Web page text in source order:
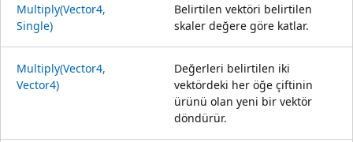
Multiply(Vector4,
Single)
Belirtilen vektöri belirtilen
skaler değere göre katlar.
Multiply(Vector4,
Vector4)
Değerleri belirtilen iki
vektördeki her öğe çiftinin
ürünü olan yeni bir vektör
döndürür.